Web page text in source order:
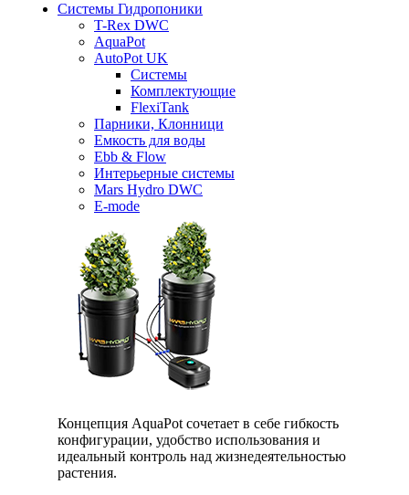
Системы Гидропоники
T-Rex DWC
AquaPot
AutoPot UK
Системы
Комплектующие
FlexiTank
Парники, Клонници
Емкость для воды
Ebb & Flow
Интерьерные системы
Mars Hydro DWC
E-mode
Концепция AquaPot сочетает в себе гибкость
конфигурации, удобство использования и
идеальный контроль над жизнедеятельностью
растения.